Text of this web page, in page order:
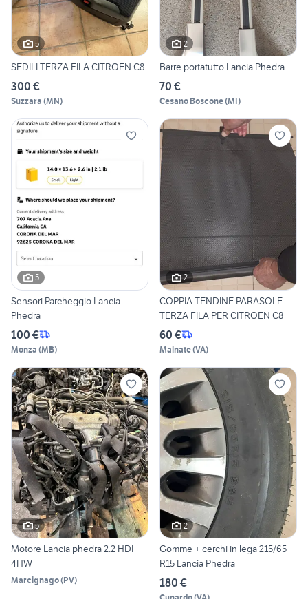
5
SEDILI TERZA FILA CITROEN C8
300 €
Suzzara (MN)
2
Barre portatutto Lancia Phedra
70 €
Cesano Boscone(MI)
5
Sensori Parcheggio Lancia
Phedra
100 €
Monza (MB)
2
COPPIA TENDINE PARASOLE
TERZA FILA PER CITROEN C8
60 €
Malnate(VA)
5
Motore Lancia phedra 2.2 HDI
4HW
Marcignago(PV)
2
Gomme + cerchi in lega 215/65
R15 Lancia Phedra
180 €